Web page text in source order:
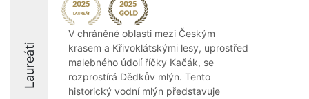
Laureáti
V chráněné oblasti mezi Českým
krasem a Křivoklátskými lesy, uprostřed
malebného údolí říčky Kačák, se
rozprostírá Dědkův mlýn. Tento
historický vodní mlýn představuje